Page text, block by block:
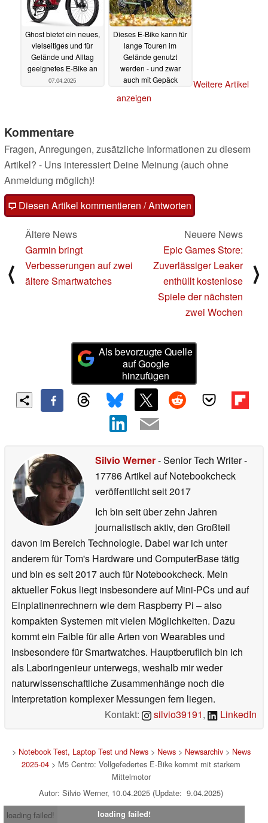
Ghost bietet ein neues,
vielseitiges und für
Gelände und Alltag
geeignetes E-Bike an
07.04.2025
Dieses E-Bike kann für
lange Touren im
Gelände genutzt
werden - und zwar
auch mit Gepäck
Weitere Artikel
anzeigen
Kommentare
Fragen, Anregungen, zusätzliche Informationen zu diesem
Artikel? - Uns interessiert Deine Meinung (auch ohne
Anmeldung möglich)!
Diesen Artikel kommentieren / Antworten
⟨
Ältere News
Garmin bringt
Verbesserungen auf zwei
ältere Smartwatches
Neuere News
Epic Games Store:
Zuverlässiger Leaker
enthüllt kostenlose
Spiele der nächsten
zwei Wochen
⟩
Als bevorzugte Quelle
auf Google
hinzufügen
Silvio Werner- Senior Tech Writer-
17786 Artikel auf Notebookcheck
veröffentlichtseit 2017
Ich bin seit über zehn Jahren
journalistisch aktiv, den Großteil
davon im Bereich Technologie. Dabei war ich unter
anderem für Tom's Hardware und ComputerBase tätig
und bin es seit 2017 auch für Notebookcheck. Mein
aktueller Fokus liegt insbesondere auf Mini-PCs und auf
Einplatinenrechnern wie dem Raspberry Pi – also
kompakten Systemen mit vielen Möglichkeiten. Dazu
kommt ein Faible für alle Arten von Wearables und
insbesondere für Smartwatches. Hauptberuflich bin ich
als Laboringenieur unterwegs, weshalb mir weder
naturwissenschaftliche Zusammenhänge noch die
Interpretation komplexer Messungen fern liegen.
Kontakt:
silvio39191, LinkedIn
> Notebook Test, Laptop Test und News> News> Newsarchiv> News
2025-04 > M5 Centro: Vollgefedertes E-Bike kommt mit starkem
Mittelmotor
Autor: Silvio Werner, 10.04.2025 (Update: 9.04.2025)
loading failed!
loading failed!